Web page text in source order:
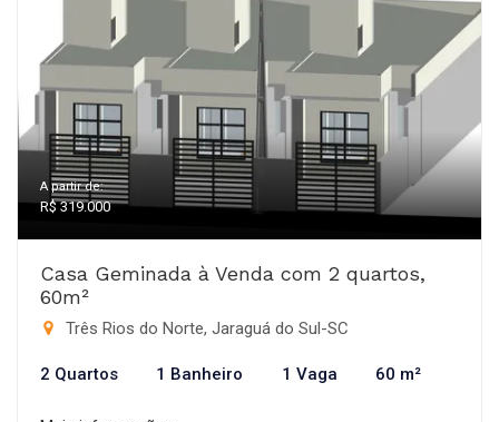
A partir de:
R$ 319.000
Casa Geminada à Venda com 2 quartos,
60m²
Três Rios do Norte, Jaraguá do Sul-SC
2 Quartos 1 Banheiro 1 Vaga 60 m²